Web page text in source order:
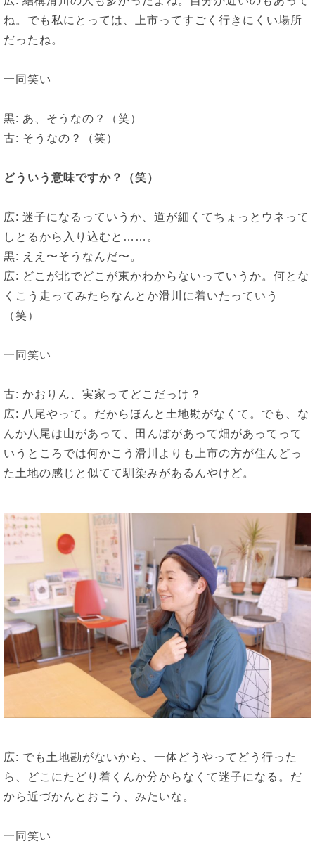
ね。でも私にとっては、上市ってすごく行きにくい場所
だったね。
一同笑い
黒: あ、そうなの？（笑）
古: そうなの？（笑）
どういう意味ですか？（笑）
広: 迷子になるっていうか、道が細くてちょっとウネって
しとるから入り込むと……。
黒: ええ〜そうなんだ〜。
広: どこが北でどこが東かわからないっていうか。何とな
くこう走ってみたらなんとか滑川に着いたっていう
（笑）
一同笑い
古: かおりん、実家ってどこだっけ？
広: 八尾やって。だからほんと土地勘がなくて。でも、な
んか八尾は山があって、田んぼがあって畑があってって
いうところでは何かこう滑川よりも上市の方が住んどっ
た土地の感じと似てて馴染みがあるんやけど。
広: でも土地勘がないから、一体どうやってどう行った
ら、どこにたどり着くんか分からなくて迷子になる。だ
から近づかんとおこう、みたいな。
一同笑い